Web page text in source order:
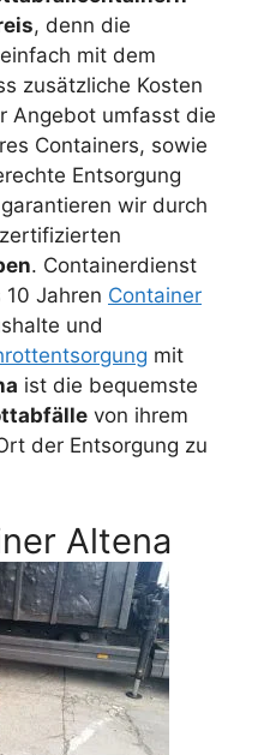
, denn die
mit dem
zusätzliche Kosten
Angebot umfasst die
Containers, sowie
Entsorgung
wir durch
. Containerdienst
Jahren Container
und
mit
ist die bequemste
von ihrem
der Entsorgung zu
Altena